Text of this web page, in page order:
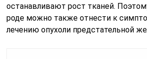
останавливают рост тканей.
роде можно также отнести к
лечению опухоли предстательной